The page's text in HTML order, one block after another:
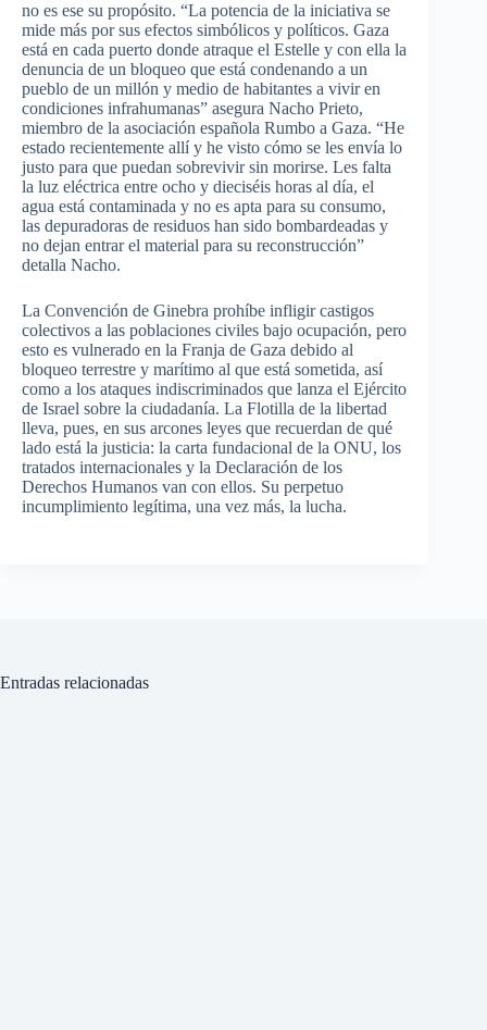
no es ese su propósito. “La potencia de la iniciativa se
mide más por sus efectos simbólicos y políticos. Gaza
está en cada puerto donde atraque el Estelle y con ella la
denuncia de un bloqueo que está condenando a un
pueblo de un millón y medio de habitantes a vivir en
condiciones infrahumanas” asegura Nacho Prieto,
miembro de la asociación española Rumbo a Gaza. “He
estado recientemente allí y he visto cómo se les envía lo
justo para que puedan sobrevivir sin morirse. Les falta
la luz eléctrica entre ocho y dieciséis horas al día, el
agua está contaminada y no es apta para su consumo,
las depuradoras de residuos han sido bombardeadas y
no dejan entrar el material para su reconstrucción”
detalla Nacho.
La Convención de Ginebra prohíbe infligir castigos
colectivos a las poblaciones civiles bajo ocupación, pero
esto es vulnerado en la Franja de Gaza debido al
bloqueo terrestre y marítimo al que está sometida, así
como a los ataques indiscriminados que lanza el Ejército
de Israel sobre la ciudadanía. La Flotilla de la libertad
lleva, pues, en sus arcones leyes que recuerdan de qué
lado está la justicia: la carta fundacional de la ONU, los
tratados internacionales y la Declaración de los
Derechos Humanos van con ellos. Su perpetuo
incumplimiento legítima, una vez más, la lucha.
Entradas relacionadas